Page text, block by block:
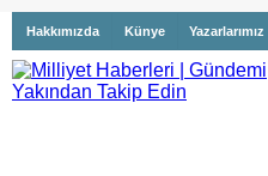
Hakkımızda Künye Yazarlarımız